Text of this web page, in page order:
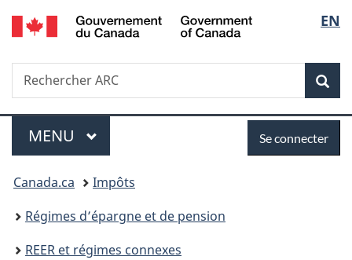
Passer
au
Passer
à
du
Passer
à
simplifiée
de
la
EN
Recherche
Rechercher
ARC
Menu
MENU PRINCIPAL
connecter
Se connecter
Vous
êtes
ici :
Canada.ca
Impôts
Régimes d’épargne et de pension
REER et régimes connexes